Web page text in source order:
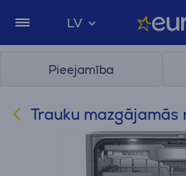
LV
Pieejamība
Trauku mazgājamās